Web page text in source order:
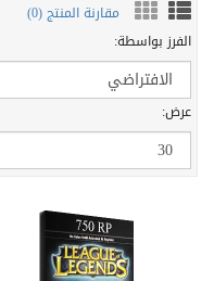
مقارنة المنتج (0)
الفرز بواسطة:
عرض: